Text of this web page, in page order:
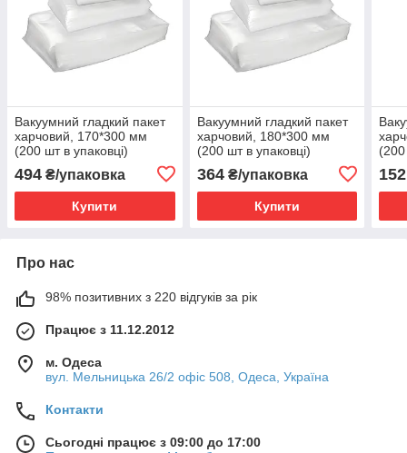
Вакуумний гладкий пакет
харчовий, 170*300 мм
(200 шт в упаковці)
494 ₴/упаковка
Купити
Вакуумний гладкий пакет
харчовий, 180*300 мм
(200 шт в упаковці)
364₴/упаковка
Купити
(200
152
Про нас
98% позитивних з 220 відгуків за рік
Працює з 11.12.2012
м. Одеса
вул. Мельницька 26/2 офіс 508, Одеса, Україна
Контакти
Сьогодні працює з 09:00 до 17:00